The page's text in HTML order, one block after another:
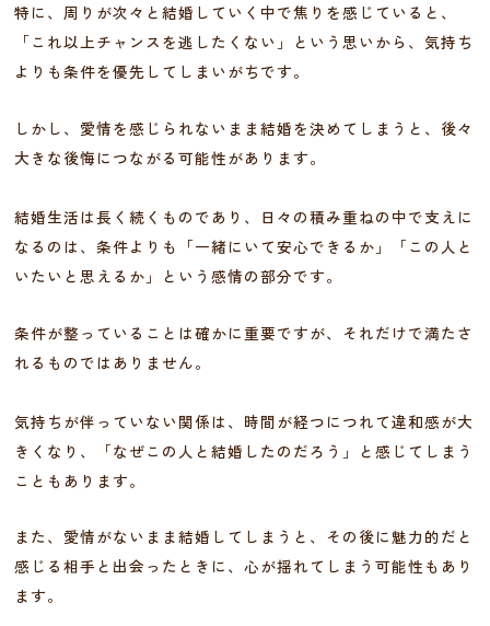
特に、周りが次々と結婚していく中で焦りを感じていると、
「これ以上チャンスを逃したくない」という思いから、気持ち
よりも条件を優先してしまいがちです。
しかし、愛情を感じられないまま結婚を決めてしまうと、後々
大きな後悔につながる可能性があります。
結婚生活は長く続くものであり、日々の積み重ねの中で支えに
なるのは、条件よりも「一緒にいて安心できるか」「この人と
いたいと思えるか」という感情の部分です。
条件が整っていることは確かに重要ですが、それだけで満たさ
れるものではありません。
気持ちが伴っていない関係は、時間が経つにつれて違和感が大
きくなり、「なぜこの人と結婚したのだろう」と感じてしまう
こともあります。
また、愛情がないまま結婚してしまうと、その後に魅力的だと
感じる相手と出会ったときに、心が揺れてしまう可能性もあり
ます。